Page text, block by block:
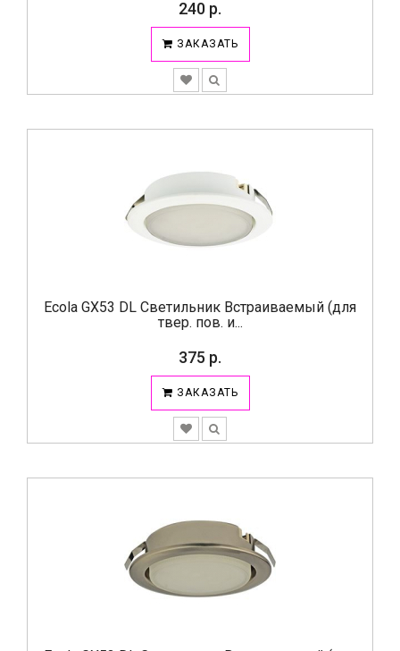
240 р.
ЗАКАЗАТЬ
Ecola GX53 DL Светильник Встраиваемый (для
твер. пов. и...
375 р.
ЗАКАЗАТЬ